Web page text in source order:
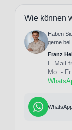
Wie können
Haben
gerne bei
Franz
E-Mail
Mo. -
WhatsApp